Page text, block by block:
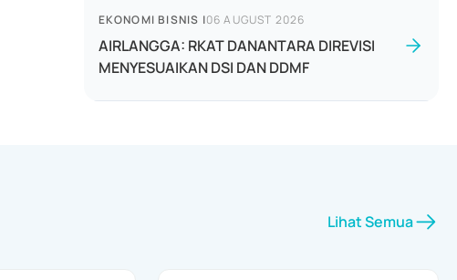
EKONOMI BISNIS |06 AUGUST 2026
AIRLANGGA: RKAT DANANTARA DIREVISI
MENYESUAIKAN DSI DAN DDMF
Lihat Semua